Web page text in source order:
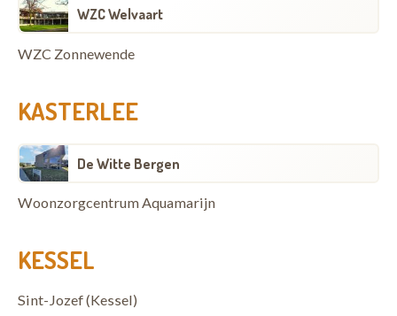
WZC Welvaart
WZC Zonnewende
KASTERLEE
De Witte Bergen
Woonzorgcentrum Aquamarijn
KESSEL
Sint-Jozef (Kessel)